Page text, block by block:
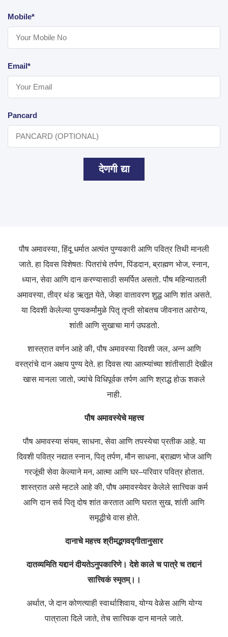
Mobile*
Email*
Pancard
देणगी द्या
पौष अमावस्या,हिंदू धर्मात अत्यंत पुण्यकारी आणि पवित्र तिथी मानली
जाते.हा दिवस विशेषतः पितरांचे तर्पण,पिंडदान,ब्राह्मण भोज,स्नान,
ध्यान,सेवा आणि दान करण्यासाठी समर्पित असतो.पौष महिन्यातली
अमावस्या,तीव्र थंड ऋतूत येते,जेव्हा वातावरण शुद्ध आणि शांत असते.
या दिवशी केलेल्या पुण्यकर्मांमुळे पितृ तृप्ती सोबतच जीवनात आरोग्य,
शांती आणि सुखाचा मार्ग उघडतो.
शास्त्रात वर्णन आहे की,पौष अमावस्या दिवशी जल, अन्न आणि
वस्त्रांचे दान अक्षय पुण्य देते.हा दिवस त्या आत्म्यांच्या शांतीसाठी देखील
खास मानला जातो,ज्यांचे विधिपूर्वक तर्पण आणि श्राद्ध होऊ शकले
नाही.
पौष अमावस्येचे महत्त्व
पौष अमावस्या संयम,साधना,सेवा आणि तपस्येचा प्रतीक आहे.या
दिवशी पवित्र नद्यात स्नान,पितृ तर्पण,मौन साधना,ब्राह्मण भोज आणि
गरजूंची सेवा केल्याने मन, आत्मा आणि घर–परिवार पवित्र होतात.
शास्त्रात असे म्हटले आहे की,पौष अमावस्येवर केलेले सात्त्विक कर्म
आणि दान सर्व पितृ दोष शांत करतात आणि घरात सुख,शांती आणि
समृद्धीचे वास होते.
दानाचे महत्त्व श्रीमद्भगवद्गीतानुसार
दातव्यमिति यद्दानं दीयतेऽनुपकारिणे। देशे काले च पात्रे च तद्दानं
सात्त्विकं स्मृतम्।।
अर्थात,जे दान कोणत्याही स्वार्थाशिवाय,योग्य वेळेस आणि योग्य
पात्राला दिले जाते,तेच सात्त्विक दान मानले जाते.